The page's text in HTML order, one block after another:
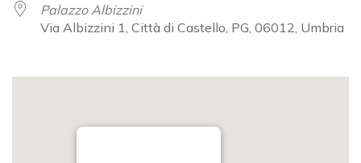
Palazzo Albizzini
Via Albizzini 1, Città di Castello, PG, 06012, Umbria